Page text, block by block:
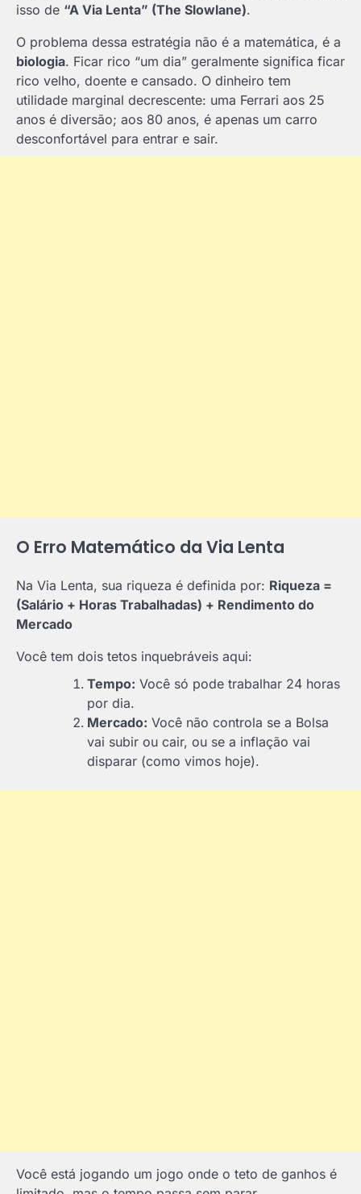
isso de “A Via Lenta” (The Slowlane).
O problema dessa estratégia não é a matemática, é a
biologia. Ficar rico “um dia” geralmente significa ficar
rico velho, doente e cansado. O dinheiro tem
utilidade marginal decrescente: uma Ferrari aos 25
anos é diversão; aos 80 anos, é apenas um carro
desconfortável para entrar e sair.
O Erro Matemático da Via Lenta
Na Via Lenta, sua riqueza é definida por: Riqueza =
(Salário + Horas Trabalhadas) + Rendimento do
Mercado
Você tem dois tetos inquebráveis aqui:
Tempo: Você só pode trabalhar 24 horas
por dia.
Mercado: Você não controla se a Bolsa
vai subir ou cair, ou se a inflação vai
disparar (como vimos hoje).
Você está jogando um jogo onde o teto de ganhos é